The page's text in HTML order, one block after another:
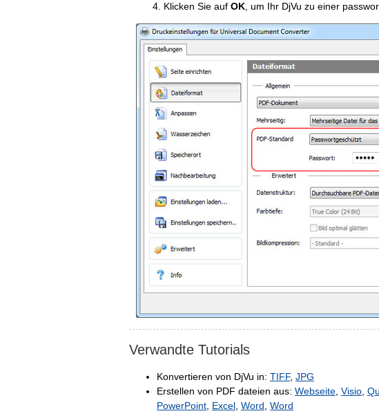
Klicken Sie auf OK , um Ihr DjVu zu einer
Verwandte Tutorials
Konvertieren von DjVu in: TIFF, JPG
Erstellen von PDF dateien aus: Webseite Visio
PowerPoint Excel Word Word